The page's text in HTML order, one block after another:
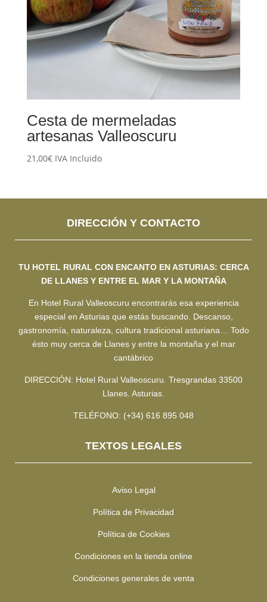
Cesta de mermeladas
artesanas Valleoscuru
21,00€ IVA Incluido
DIRECCIÓN Y CONTACTO
TU HOTEL RURAL CON ENCANTO EN ASTURIAS: CERCA
DE LLANES Y ENTRE EL MAR Y LA MONTAÑA
En Hotel Rural Valleoscuru encontrarás esa experiencia
especial en Asturias que estás buscando. Descanso,
gastronomía, naturaleza, cultura tradicional asturiana… Todo
ésto muy cerca de Llanes y entre la montaña y el mar
cantábrico
DIRECCIÓN: Hotel Rural Valleoscuru. Tresgrandas 33500
Llanes. Asturias.
TELÉFONO: (+34) 616 895 048
TEXTOS LEGALES
Aviso Legal
Política de Privacidad
Política de Cookies
Condiciones en la tienda online
Condiciones generales de venta